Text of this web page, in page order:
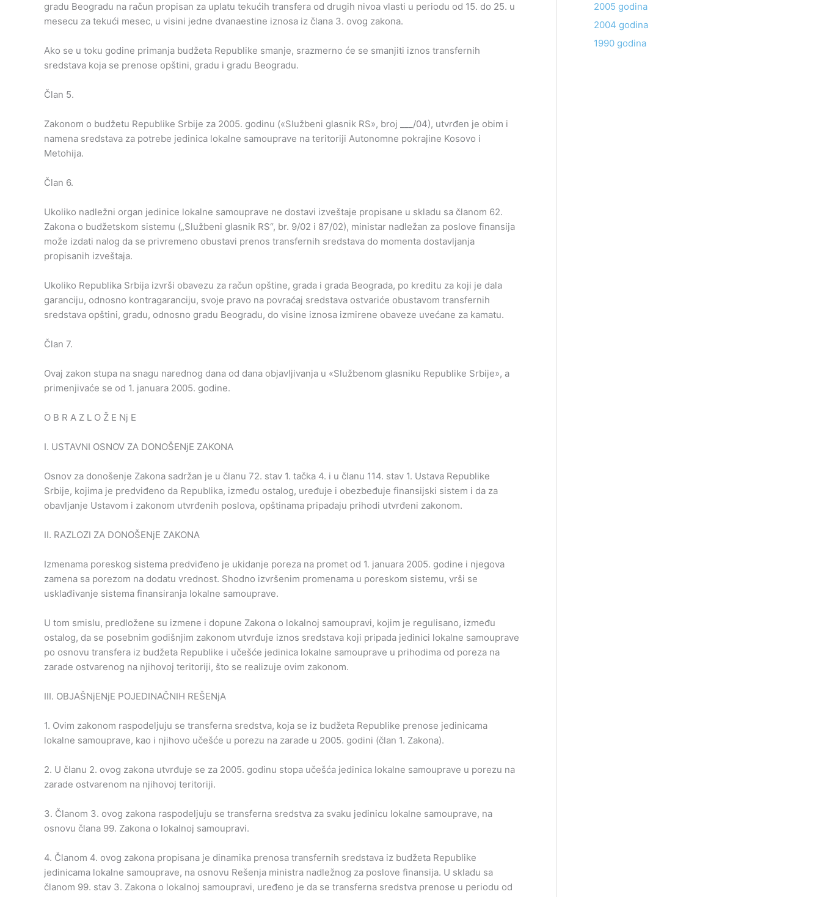
gradu Beogradu na račun propisan za uplatu tekućih transfera od drugih nivoa vlasti u periodu od 15. do 25. u
mesecu za tekući mesec, u visini jedne dvanaestine iznosa iz člana 3. ovog zakona.
Ako se u toku godine primanja budžeta Republike smanje, srazmerno će se smanjiti iznos transfernih
sredstava koja se prenose opštini, gradu i gradu Beogradu.
Član 5.
Zakonom o budžetu Republike Srbije za 2005. godinu («Službeni glasnik RS», broj ___/04), utvrđen je obim i
namena sredstava za potrebe jedinica lokalne samouprave na teritoriji Autonomne pokrajine Kosovo i
Metohija.
Član 6.
Ukoliko nadležni organ jedinice lokalne samouprave ne dostavi izveštaje propisane u skladu sa članom 62.
Zakona o budžetskom sistemu („Službeni glasnik RS“, br. 9/02 i 87/02), ministar nadležan za poslove finansija
može izdati nalog da se privremeno obustavi prenos transfernih sredstava do momenta dostavljanja
propisanih izveštaja.
Ukoliko Republika Srbija izvrši obavezu za račun opštine, grada i grada Beograda, po kreditu za koji je dala
garanciju, odnosno kontragaranciju, svoje pravo na povraćaj sredstava ostvariće obustavom transfernih
sredstava opštini, gradu, odnosno gradu Beogradu, do visine iznosa izmirene obaveze uvećane za kamatu.
Član 7.
Ovaj zakon stupa na snagu narednog dana od dana objavljivanja u «Službenom glasniku Republike Srbije», a
primenjivaće se od 1. januara 2005. godine.
O B R A Z L O Ž E Nj E
I. USTAVNI OSNOV ZA DONOŠENjE ZAKONA
Osnov za donošenje Zakona sadržan je u članu 72. stav 1. tačka 4. i u članu 114. stav 1. Ustava Republike
Srbije, kojima je predviđeno da Republika, između ostalog, uređuje i obezbeđuje finansijski sistem i da za
obavljanje Ustavom i zakonom utvrđenih poslova, opštinama pripadaju prihodi utvrđeni zakonom.
II. RAZLOZI ZA DONOŠENjE ZAKONA
Izmenama poreskog sistema predviđeno je ukidanje poreza na promet od 1. januara 2005. godine i njegova
zamena sa porezom na dodatu vrednost. Shodno izvršenim promenama u poreskom sistemu, vrši se
usklađivanje sistema finansiranja lokalne samouprave.
U tom smislu, predložene su izmene i dopune Zakona o lokalnoj samoupravi, kojim je regulisano, između
ostalog, da se posebnim godišnjim zakonom utvrđuje iznos sredstava koji pripada jedinici lokalne samouprave
po osnovu transfera iz budžeta Republike i učešće jedinica lokalne samouprave u prihodima od poreza na
zarade ostvarenog na njihovoj teritoriji, što se realizuje ovim zakonom.
III. OBJAŠNjENjE POJEDINAČNIH REŠENjA
1. Ovim zakonom raspodeljuju se transferna sredstva, koja se iz budžeta Republike prenose jedinicama
lokalne samouprave, kao i njihovo učešće u porezu na zarade u 2005. godini (član 1. Zakona).
2. U članu 2. ovog zakona utvrđuje se za 2005. godinu stopa učešća jedinica lokalne samouprave u porezu na
zarade ostvarenom na njihovoj teritoriji.
3. Članom 3. ovog zakona raspodeljuju se transferna sredstva za svaku jedinicu lokalne samouprave, na
osnovu člana 99. Zakona o lokalnoj samoupravi.
4. Članom 4. ovog zakona propisana je dinamika prenosa transfernih sredstava iz budžeta Republike
jedinicama lokalne samouprave, na osnovu Rešenja ministra nadležnog za poslove finansija. U skladu sa
članom 99. stav 3. Zakona o lokalnoj samoupravi, uređeno je da se transferna sredstva prenose u periodu od
2005 godina
2004 godina
1990 godina